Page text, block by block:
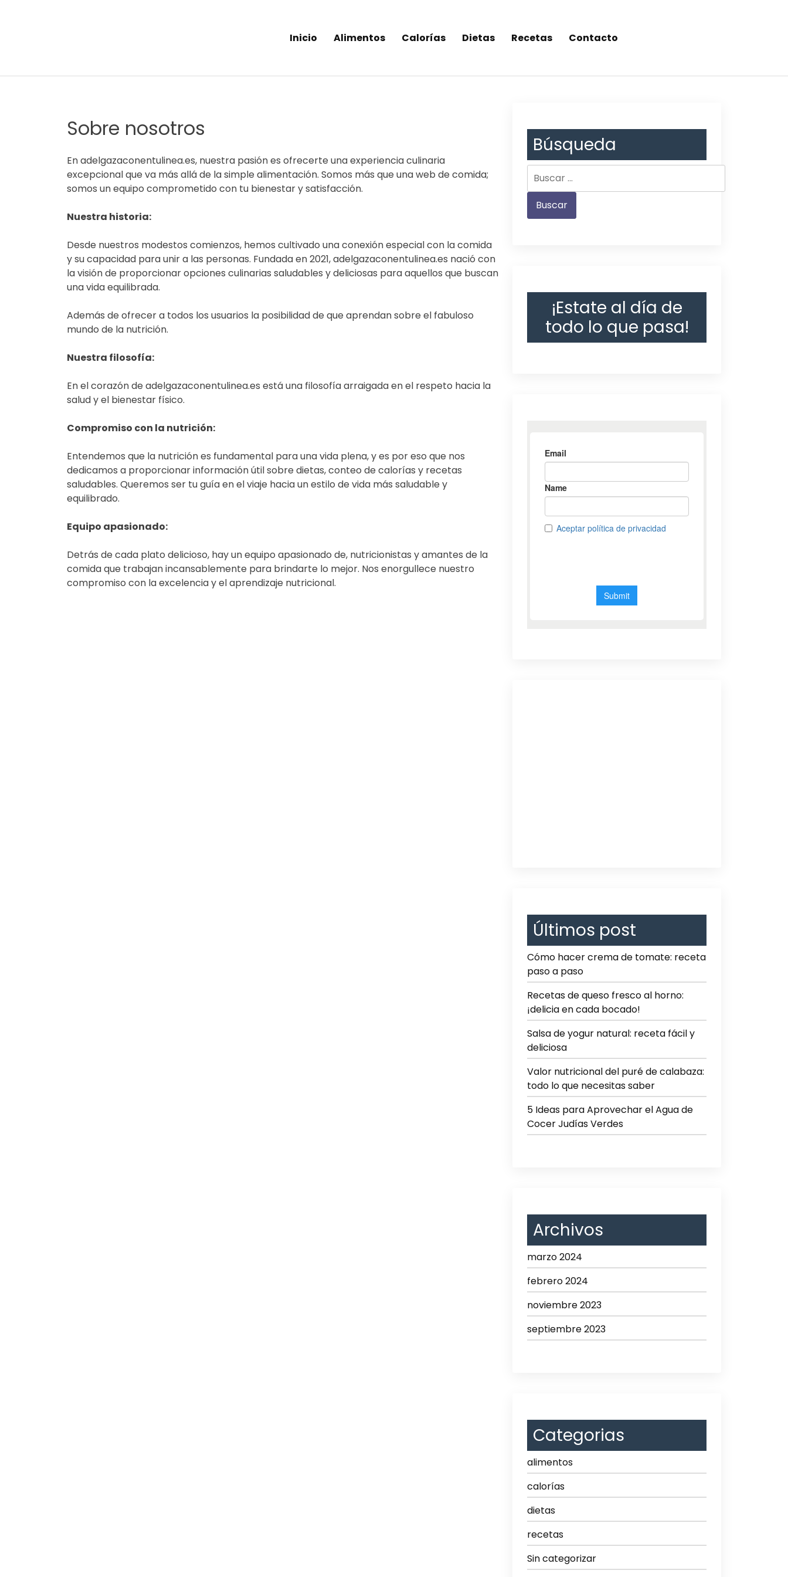
Inicio Alimentos Calorías Dietas Recetas Contacto
Sobre nosotros
En adelgazaconentulinea.es, nuestra pasión es ofrecerte una experiencia culinaria
excepcional que va más allá de la simple alimentación. Somos más que una web de comida;
somos un equipo comprometido con tu bienestar y satisfacción.
Nuestra historia:
Desde nuestros modestos comienzos, hemos cultivado una conexión especial con la comida
y su capacidad para unir a las personas. Fundada en 2021, adelgazaconentulinea.es nació con
la visión de proporcionar opciones culinarias saludables y deliciosas para aquellos que buscan
una vida equilibrada.
Además de ofrecer a todos los usuarios la posibilidad de que aprendan sobre el fabuloso
mundo de la nutrición.
Nuestra filosofía:
En el corazón de adelgazaconentulinea.es está una filosofía arraigada en el respeto hacia la
salud y el bienestar físico.
Compromiso con la nutrición:
Entendemos que la nutrición es fundamental para una vida plena, y es por eso que nos
dedicamos a proporcionar información útil sobre dietas, conteo de calorías y recetas
saludables. Queremos ser tu guía en el viaje hacia un estilo de vida más saludable y
equilibrado.
Equipo apasionado:
Detrás de cada plato delicioso, hay un equipo apasionado de, nutricionistas y amantes de la
comida que trabajan incansablemente para brindarte lo mejor. Nos enorgullece nuestro
compromiso con la excelencia y el aprendizaje nutricional.
Búsqueda
¡Estate al día de
todo lo que pasa!
Últimos post
Cómo hacer crema de tomate: receta
paso a paso
Recetas de queso fresco al horno:
¡delicia en cada bocado!
Salsa de yogur natural: receta fácil y
deliciosa
Valor nutricional del puré de calabaza:
todo lo que necesitas saber
5 Ideas para Aprovechar el Agua de
Cocer Judías Verdes
Archivos
marzo 2024
febrero 2024
noviembre 2023
septiembre 2023
Categorias
alimentos
calorías
dietas
recetas
Sin categorizar